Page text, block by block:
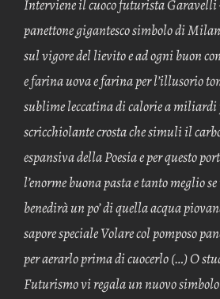
Interviene il cuoco futurista
panettone gigantesco simbolo di
sul vigore del lievito e ad ogni buon
e farina uova e farina per l’illusorio
sublime leccatina di calorie a miliardi
scricchiolante crosta che simuli il
espansiva della Poesia e per questo
l’enorme buona pasta e tanto meglio
benedirà un po’ di quella acqua
sapore speciale Volare col pomposo
per aerarlo prima di cuocerlo (…) O
Futurismo vi regala un nuovo